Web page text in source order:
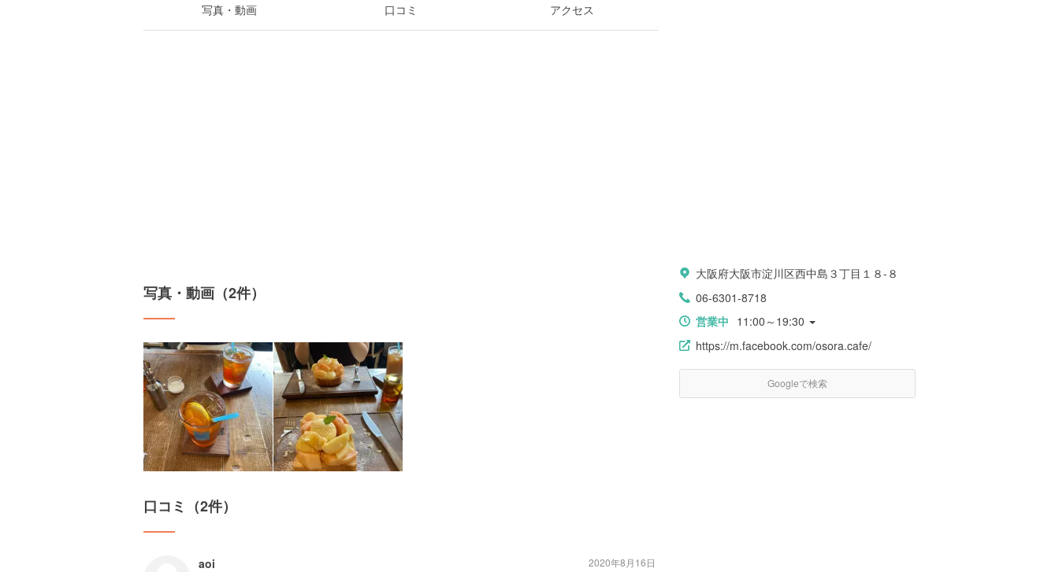
写真・動画 口コミ アクセス
写真・動画（2件）
口コミ（2件）
aoi 2020年8月16日
大阪府大阪市淀川区西中島３丁目１８-８
06-6301-8718
営業中 11:00～19:30
https://m.facebook.com/osora.cafe/
Googleで検索